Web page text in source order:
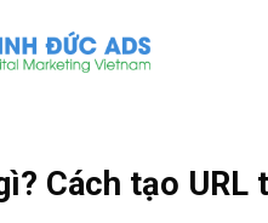
Cách tạo